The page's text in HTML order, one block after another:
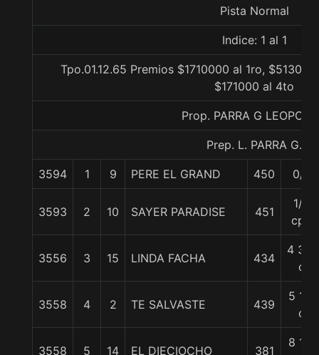
Pista Normal
Indice: 1 al 1
Tpo.01.12.65 Premios $1710000 al 1ro,
$171000 al 4to
Prop. PARRA G
Prep. L. PARRA G.
3594 1 9 PERE EL GRAND 450 0/0
3593 2 10 SAYER PARADISE 451
1/2
cpo
3556 3 15 LINDA FACHA 434
4 3/4
c
3558 4 2 TE SALVASTE 439
5 1/2
c
3558 5 14 EL DIECIOCHO 381
8 1/2